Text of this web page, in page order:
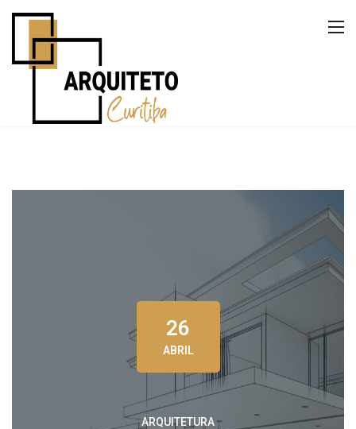
26
ABRIL
ARQUITETURA